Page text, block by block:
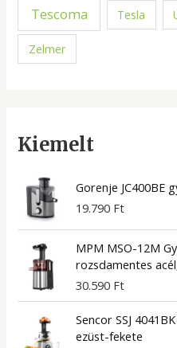
Tescoma Tesla
Zelmer
Kiemelt
Gorenje JC400BE
19.790 Ft
MPM MSO-12M
rozsdamentes
30.590 Ft
Sencor SSJ
ezüst-fekete